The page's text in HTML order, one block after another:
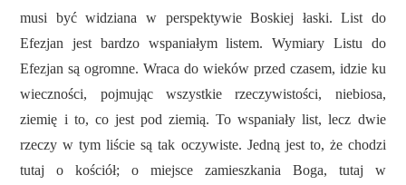
musi być widziana w perspektywie Boskiej łaski. List do
Efezjan jest bardzo wspaniałym listem. Wymiary Listu do
Efezjan są ogromne. Wraca do wieków przed czasem, idzie ku
wieczności, pojmując wszystkie rzeczywistości, niebiosa,
ziemię i to, co jest pod ziemią. To wspaniały list, lecz dwie
rzeczy w tym liście są tak oczywiste. Jedną jest to, że chodzi
tutaj o kościół; o miejsce zamieszkania Boga, tutaj w